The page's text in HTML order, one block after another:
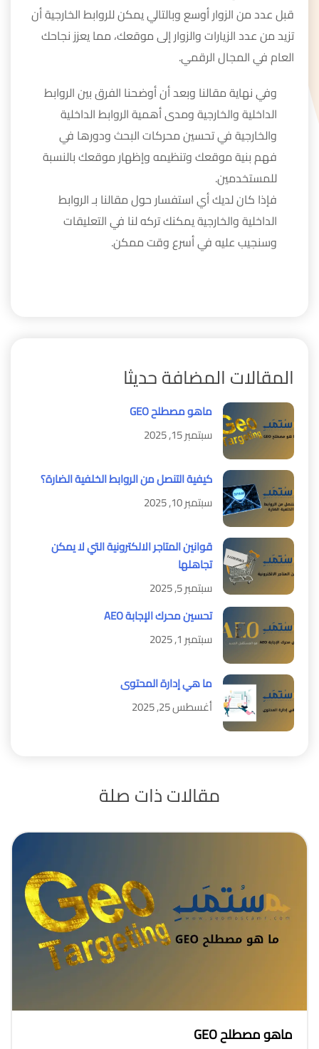
قبل عدد من الزوار أوسع وبالتالي يمكن للروابط الخارجية أن
تزيد من عدد الزيارات والزوار إلى موقعك، مما يعزز نجاحك
العام في المجال الرقمي.
وفي نهاية مقالنا وبعد أن أوضحنا الفرق بين الروابط
الداخلية والخارجية ومدى أهمية الروابط الداخلية
والخارجية في تحسين محركات البحث ودورها في
فهم بنية موقعك وتنظيمه وإظهار موقعك بالنسبة
للمستخدمين.
فإذا كان لديك أي استفسار حول مقالنا بـ الروابط
الداخلية والخارجية يمكنك تركه لنا في التعليقات
وسنجيب عليه في أسرع وقت ممكن.
المقالات المضافة حديثا
ماهو مصطلح GEO
سبتمبر 15, 2025
كيفية التنصل من الروابط الخلفية الضارة؟
سبتمبر 10, 2025
قوانين المتاجر الالكترونية التي لا يمكن
تجاهلها
سبتمبر 5, 2025
تحسين محرك الإجابة AEO
سبتمبر 1, 2025
ما هي إدارة المحتوى
أغسطس 25, 2025
مقالاتذات صلة
ماهو مصطلح GEO